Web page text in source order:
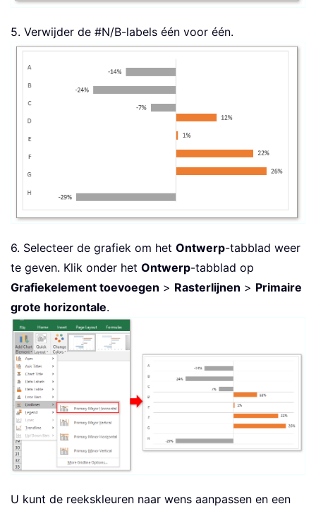
5. Verwijder de #N/B-labels één voor één.
6. Selecteer de grafiek om het Ontwerp-tabblad weer
te geven. Klik onder het Ontwerp-tabblad op
Grafiekelement toevoegen > Rasterlijnen > Primaire
grote horizontale.
U kunt de reekskleuren naar wens aanpassen en een